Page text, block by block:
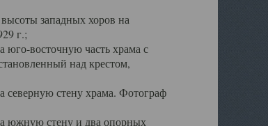
западных хоров на
г.;
восточную часть храма с
над крестом,
стену храма. Фотограф
южную стену и два опорных